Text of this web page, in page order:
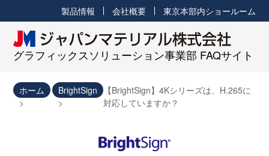
グラフィックスソリューション事業部 FAQサイト
製品情報 会社概要 東京本部内ショールーム
ホーム BrightSign 【BrightSign】4Kシリーズは、H.265に
対応していますか？